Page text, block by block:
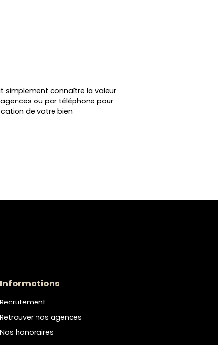
simplement connaître la valeur
ou par téléphone pour
de votre bien.
Informations
Recrutement
Retrouver nos agences
Nos honoraires